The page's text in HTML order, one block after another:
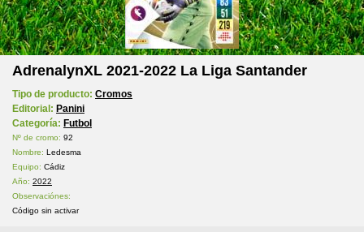
AdrenalynXL 2021-2022 La Liga Santander
Tipo de producto: Cromos
Editorial: Panini
Categoría: Futbol
Nº de cromo: 92
Nombre: Ledesma
Equipo: Cádiz
Año: 2022
Observaciónes:
Código sin activar